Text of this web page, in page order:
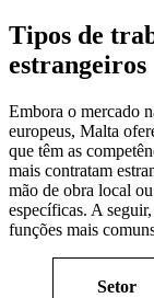
Tipos de
estrangeiros
Embora o mercado
europeus, Malta
que têm as
mais contratam
mão de obra local
específicas. A
funções mais
Setor